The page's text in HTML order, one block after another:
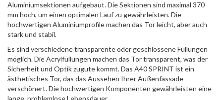
Aluminiumsektionen aufgebaut. Die Sektionen sind maximal 370
mm hoch, um einen optimalen Lauf zu gewährleisten. Die
hochwertigen Aluminiumprofile machen das Tor leicht, aber auch
stark und stabil.
Es sind verschiedene transparente oder geschlossene Füllungen
möglich. Die Acrylfüllungen machen das Tor transparent, was der
Sicherheit und Optik zugute kommt. Das A40 SPRINT ist ein
ästhetisches Tor, das das Aussehen Ihrer Außenfassade
verschönert. Die hochwertigen Komponenten gewährleisten eine
lange, problemlose Lebensdauer.